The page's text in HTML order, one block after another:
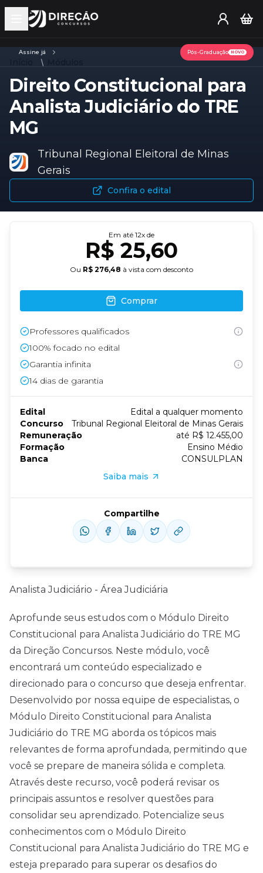
Open main menu
Assine já Pós-Graduação NOVO
Direito Constitucional para
Analista Judiciário do TRE
MG
Tribunal Regional Eleitoral de Minas
Gerais
Confira o edital
Analista Judiciário - Área Judiciária
Aprofunde seus estudos com o Módulo Direito
Constitucional para Analista Judiciário do TRE MG
da Direção Concursos. Neste módulo, você
encontrará um conteúdo especializado e
direcionado para o concurso que deseja enfrentar.
Desenvolvido por nossa equipe de especialistas, o
Módulo Direito Constitucional para Analista
Judiciário do TRE MG aborda os tópicos mais
relevantes de forma aprofundada, permitindo que
você se prepare de maneira sólida e completa.
Através deste recurso, você poderá revisar os
principais assuntos e resolver questões para
consolidar seu aprendizado. Potencialize seus
conhecimentos com o Módulo Direito
Constitucional para Analista Judiciário do TRE MG e
esteja preparado para superar os desafios do
Em até 12x de
R$ 25,60
Ou R$ 276,48 à vista com desconto
Comprar
Professores qualificados
100% focado no edital
Garantia infinita
14 dias de garantia
Edital
Edital a qualquer momento
Concurso
Tribunal Regional Eleitoral de Minas Gerais
Remuneração
até R$ 12.455,00
Formação
Ensino Médio
Banca
CONSULPLAN
Saiba mais
Compartilhe